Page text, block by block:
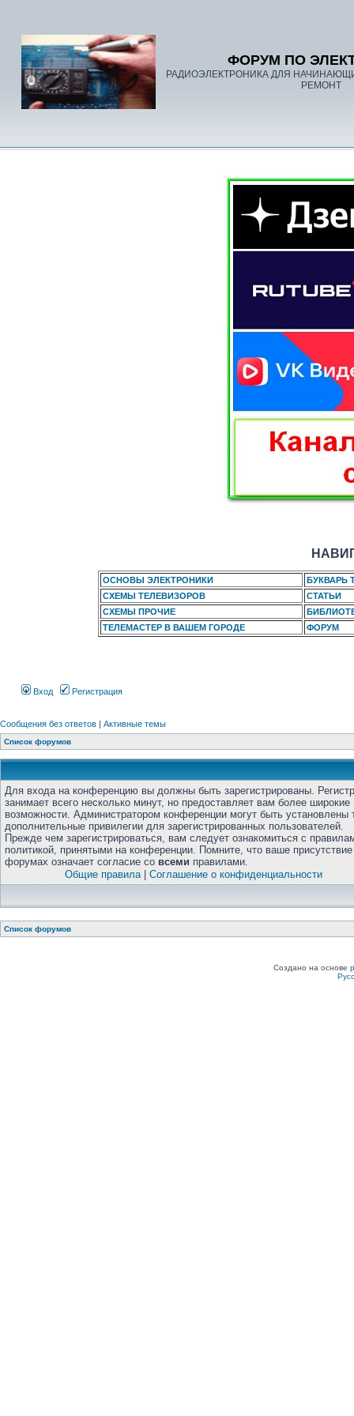
ФОРУМ ПО
РАДИОЭЛЕКТРОНИКА ДЛЯ
РЕМОНТ
ОСНОВЫ ЭЛЕКТРОНИКИ
БУКВАРЬ
СХЕМЫ ТЕЛЕВИЗОРОВ
СТАТЬИ
СХЕМЫ ПРОЧИЕ
ТЕЛЕМАСТЕР В ВАШЕМ ГОРОДЕ
ФОРУМ
Вход Регистрация
Сообщения без ответов | Активные темы
Список форумов
Для входа на конференцию вы должны быть зарегистрированы.
занимает всего несколько минут, но предоставляет вам более широкие
возможности. Администратором конференции могут быть установлены
дополнительные привилегии для зарегистрированных пользователей.
Прежде чем зарегистрироваться, вам следует ознакомиться с
политикой, принятыми на конференции. Помните, что ваше
форумах означает согласие со всеми правилами.
Общие правила| Соглашение о конфиденциальности
Список форумов
Создано на основе